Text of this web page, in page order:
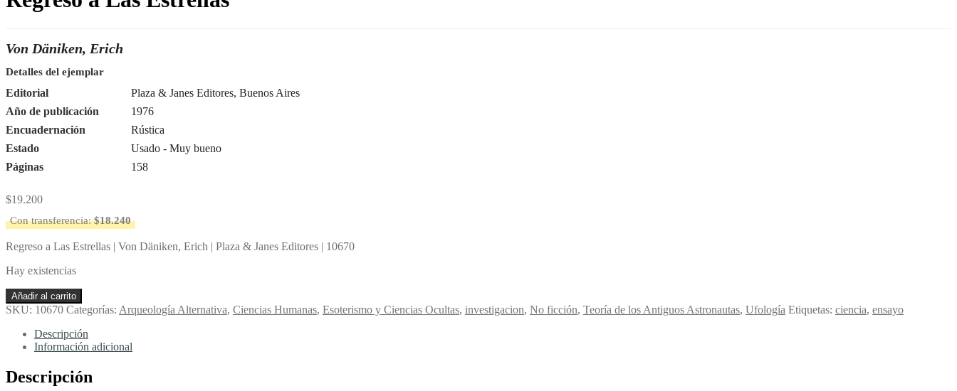
Von Däniken, Erich
Detalles del ejemplar
Editorial
Plaza & Janes Editores, Buenos Aires
Año de publicación
1976
Encuadernación
Rústica
Estado
Usado - Muy bueno
Páginas
158
$19.200
Con transferencia:$18.240
Regreso a Las Estrellas | Von Däniken, Erich | Plaza & Janes Editores | 10670
Hay existencias
Regreso
a
Estrellas
Däniken,
Erich
Añadir al carrito
SKU: 10670 Categorías: Arqueología Alternativa, Ciencias Humanas, Esoterismo y Ciencias Ocultas, investigacion, No ficción, Teoría de los Antiguos Astronautas, Ufología Etiquetas: ciencia, ensayo
Descripción
Información adicional
Descripción